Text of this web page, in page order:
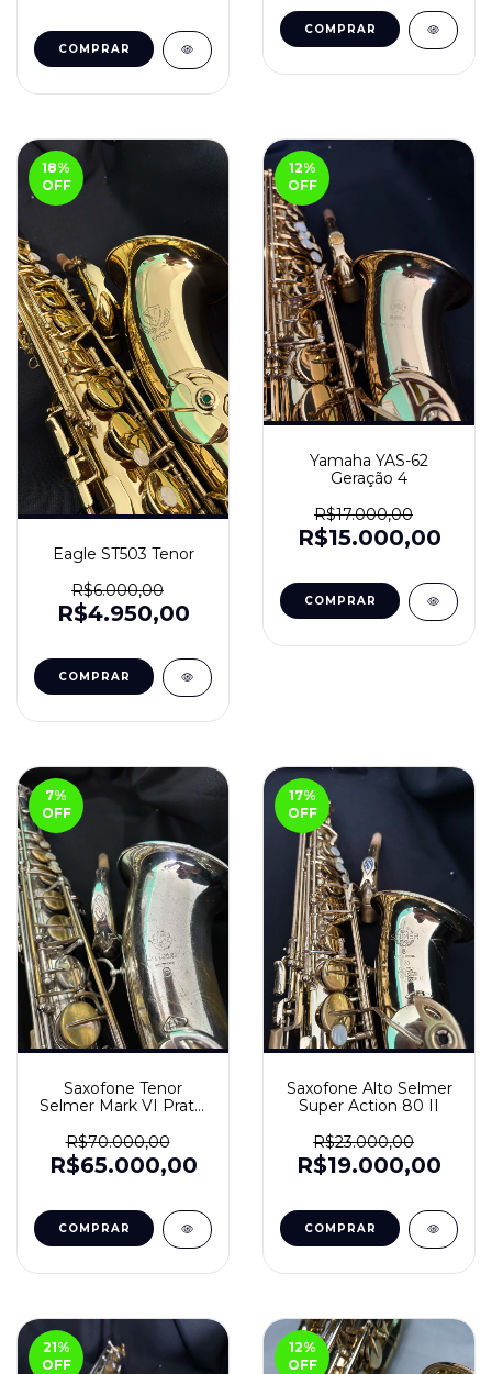
18%
OFF
Eagle ST503 Tenor
R$6.000,00
R$4.950,00
12%
OFF
Yamaha YAS-62
Geração 4
R$17.000,00
R$15.000,00
7%
OFF
Saxofone Tenor
Selmer Mark VI Prata,
R$70.000,00
R$65.000,00
17%
OFF
Saxofone Alto Selmer
Super Action 80 II
R$23.000,00
R$19.000,00
21%
OFF
12%
OFF